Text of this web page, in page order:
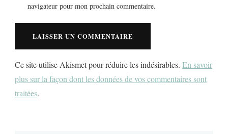
navigateur pour mon prochain commentaire.
Ce site utilise Akismet pour réduire les indésirables. En savoir
plus sur la façon dont les données de vos commentaires sont
traitées.